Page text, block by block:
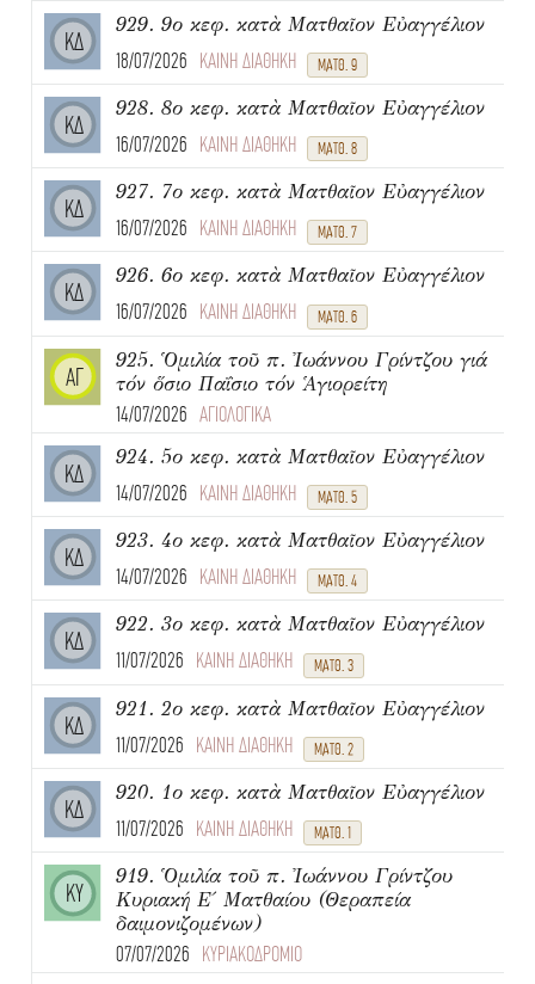
ΚΔ
929. 9ο κεφ. κατὰ Ματθαῖον Εὐαγγέλιον
18/07/2026 ΚΑΙΝΗ ΔΙΑΘΗΚΗ ΜΑΤΘ. 9
ΚΔ
928. 8ο κεφ. κατὰ Ματθαῖον Εὐαγγέλιον
16/07/2026 ΚΑΙΝΗ ΔΙΑΘΗΚΗ ΜΑΤΘ. 8
ΚΔ
927. 7ο κεφ. κατὰ Ματθαῖον Εὐαγγέλιον
16/07/2026 ΚΑΙΝΗ ΔΙΑΘΗΚΗ ΜΑΤΘ. 7
ΚΔ
926. 6ο κεφ. κατὰ Ματθαῖον Εὐαγγέλιον
16/07/2026 ΚΑΙΝΗ ΔΙΑΘΗΚΗ ΜΑΤΘ. 6
ΑΓ
925. Ὁμιλία τοῦ π. Ἰωάννου Γρίντζου γιά
τόν ὅσιο Παΐσιο τόν Ἁγιορείτη
14/07/2026 ΑΓΙΟΛΟΓΙΚΑ
ΚΔ
924. 5ο κεφ. κατὰ Ματθαῖον Εὐαγγέλιον
14/07/2026 ΚΑΙΝΗ ΔΙΑΘΗΚΗ ΜΑΤΘ. 5
ΚΔ
923. 4ο κεφ. κατὰ Ματθαῖον Εὐαγγέλιον
14/07/2026 ΚΑΙΝΗ ΔΙΑΘΗΚΗ ΜΑΤΘ. 4
ΚΔ
922. 3ο κεφ. κατὰ Ματθαῖον Εὐαγγέλιον
11/07/2026 ΚΑΙΝΗ ΔΙΑΘΗΚΗ ΜΑΤΘ. 3
ΚΔ
921. 2ο κεφ. κατὰ Ματθαῖον Εὐαγγέλιον
11/07/2026 ΚΑΙΝΗ ΔΙΑΘΗΚΗ ΜΑΤΘ. 2
ΚΔ
920. 1ο κεφ. κατὰ Ματθαῖον Εὐαγγέλιον
11/07/2026 ΚΑΙΝΗ ΔΙΑΘΗΚΗ ΜΑΤΘ. 1
ΚΥ
919. Ὁμιλία τοῦ π. Ἰωάννου Γρίντζου
Κυριακή Ε΄ Ματθαίου (Θεραπεία
δαιμονιζομένων)
07/07/2026 ΚΥΡΙΑΚΟΔΡΟΜΙΟ